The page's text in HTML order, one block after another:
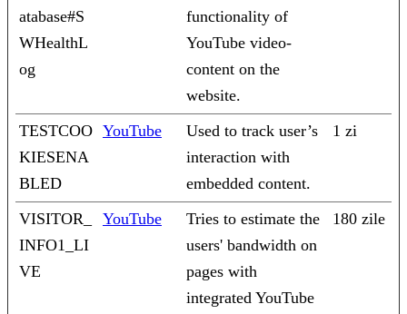
atabase#S
WHealthL
og
functionality of
YouTube video-
content on the
website.
TESTCOO
KIESENA
BLED
YouTube
Used to track user’s
interaction with
embedded content.
1 zi
VISITOR_
INFO1_LI
VE
YouTube
Tries to estimate the
users' bandwidth on
pages with
integrated YouTube
180 zile